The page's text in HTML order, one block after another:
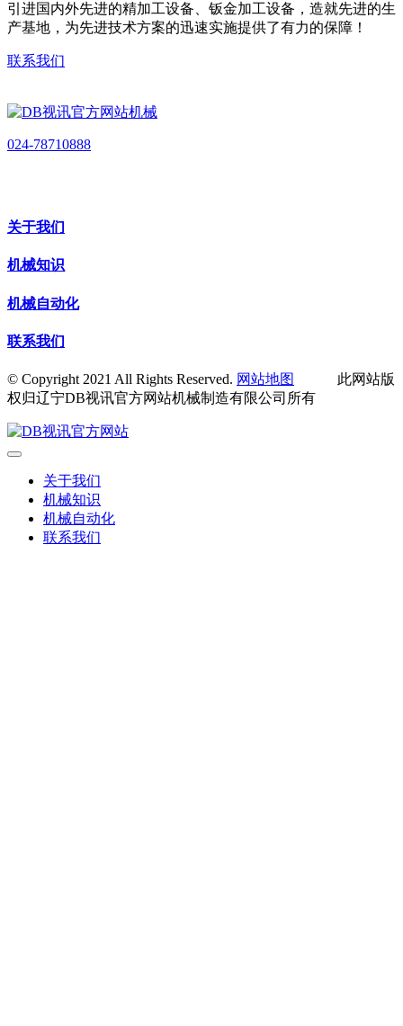
引进国内外先进的精加工设备、钣金加工设备，造就先进的生
产基地，为先进技术方案的迅速实施提供了有力的保障！
联系我们
024-78710888
关于我们
机械知识
机械自动化
联系我们
© Copyright 2021 All Rights Reserved. 网站地图
此网站版
权归辽宁DB视讯官方网站机械制造有限公司所有
关于我们
机械知识
机械自动化
联系我们